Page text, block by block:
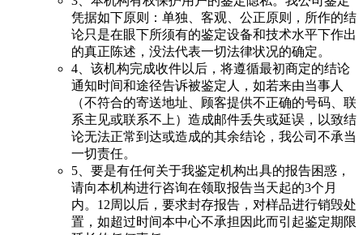
凭据如下原则：单独、客观、公正原则，所作的结
论只是在眼下所须有的鉴定设备和技术水平下作出
的真正陈述，没法代表一切法律状况的确定。
4、该机构完成收件以后，将遵循最初商定的结论
通知时间和途径告诉被鉴定人，如若来由当事人
（不符合的寄送地址、顾客提供不正确的号码、联
系主见或联系不上）造成邮件丢失或延误，以致结
论无法正常到达或造成的其余结论，我公司不承当
一切责任。
5、要是有任何关于我鉴定机构出具的报告困惑，
请向本机构进行咨询在领取报告当天起的3个月
内。12周以后，要求封存报告，对样品进行销毁处
置，如超过时间本中心不承担因此而引起鉴定期限